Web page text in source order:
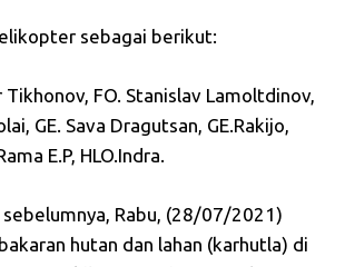
sebagai berikut:
FO. Stanislav Lamoltdinov,
GE. Sava Dragutsan, GE.Rakijo,
E.P, HLO.Indra.
Rabu, (28/07/2021)
hutan dan lahan (karhutla) di